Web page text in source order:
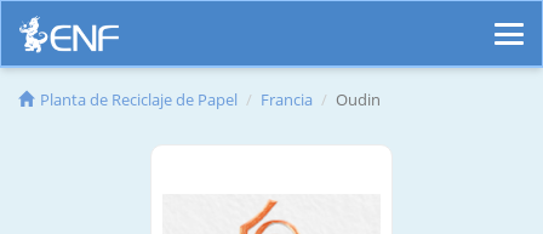
Planta de Reciclaje de Papel Francia Oudin